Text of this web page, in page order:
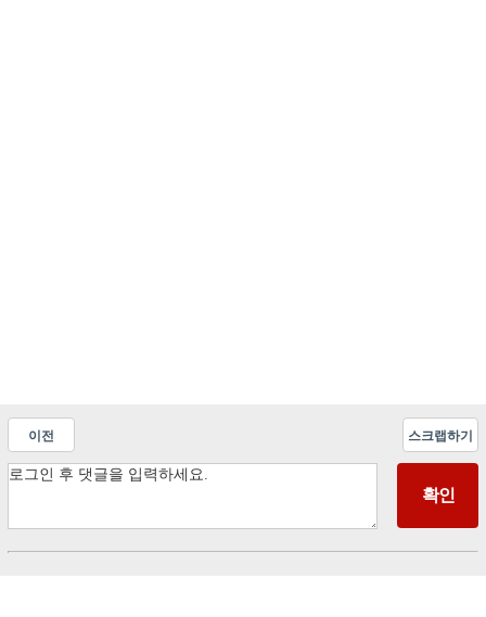
이전 스크랩하기